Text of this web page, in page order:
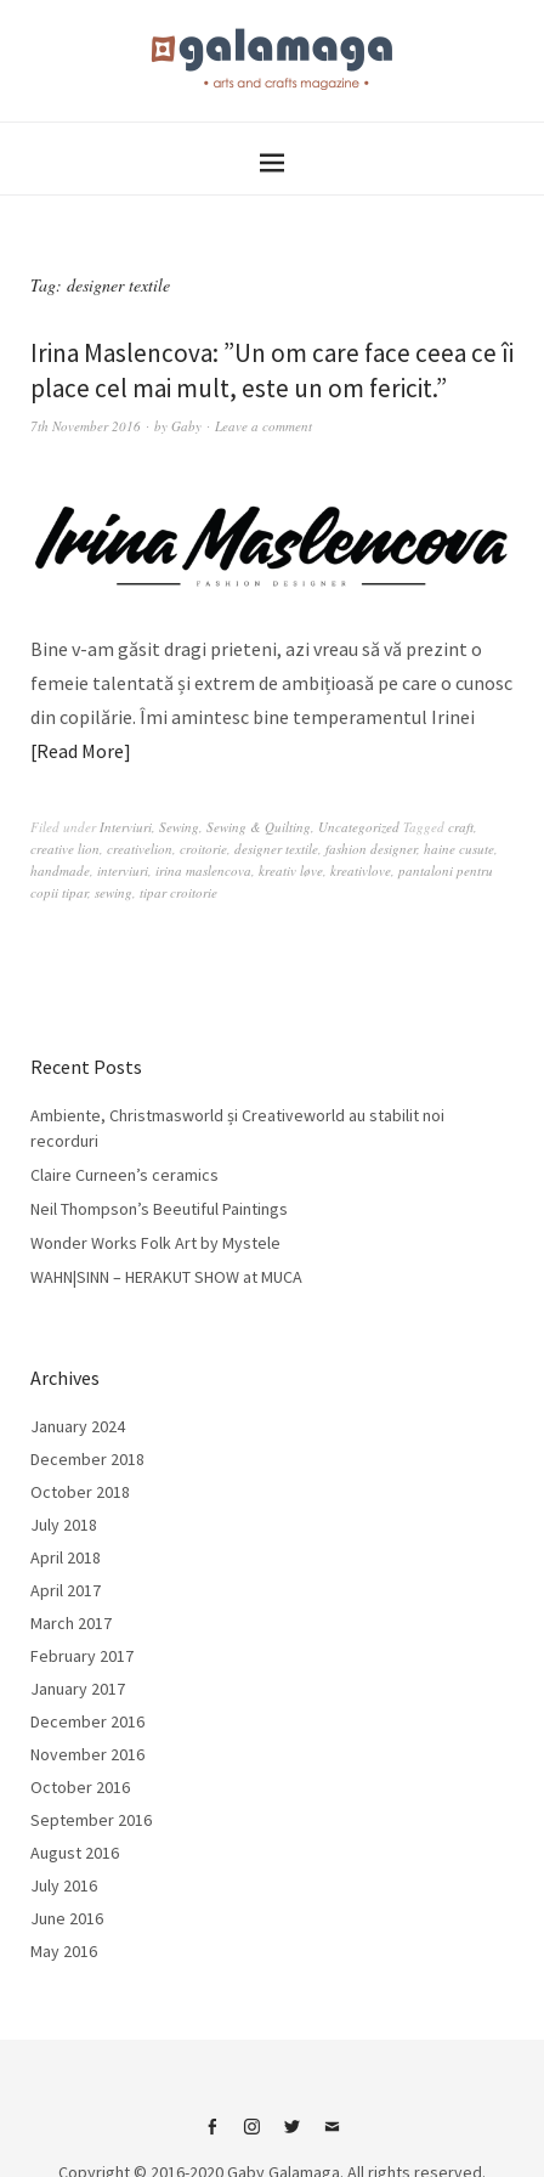
Tag: designer textile
Irina Maslencova: ”Un om care face ceea ce îi
place cel mai mult, este un om fericit.”
7th November 2016 by Gaby Leave a comment
Bine v-am găsit dragi prieteni, azi vreau să vă prezint o
femeie talentată și extrem de ambițioasă pe care o cunosc
din copilărie. Îmi amintesc bine temperamentul Irinei
Read More
Filed under Interviuri Sewing Sewing & Quilting Uncategorized Tagged craft
creative lion creativelion croitorie designer textile fashion designer, haine cusute
handmade interviuri irina maslencova kreativ løve kreativlove pantaloni pentru
copii tipar, sewing tipar croitorie
Recent Posts
Ambiente, Christmasworld și Creativeworld au stabilit noi
recorduri
Claire Curneen’s ceramics
Neil Thompson’s Beeutiful Paintings
Wonder Works Folk Art by Mystele
WAHN|SINN – HERAKUT SHOW at MUCA
Archives
January 2024
December 2018
October 2018
July 2018
April 2018
April 2017
March 2017
February 2017
January 2017
December 2016
November 2016
October 2016
September 2016
August 2016
July 2016
June 2016
May 2016
FacebookInstagram
TwitterEmail
Copyright © 2016-2020 Gaby Galamaga. All rights reserved.